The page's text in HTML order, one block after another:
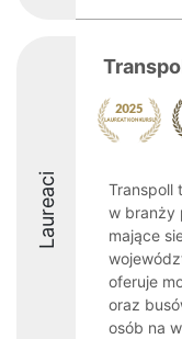
Laureaci
Transpoll
w branży
mające
oferuje
oraz
osób na